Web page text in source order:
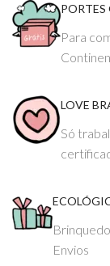
PORTES
Para
LOVE
Só
Envios